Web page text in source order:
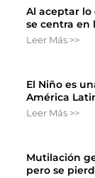
Al aceptar lo
se centra en
Leer Más >>
El Niño es
América
Leer Más >>
Mutilación
pero se